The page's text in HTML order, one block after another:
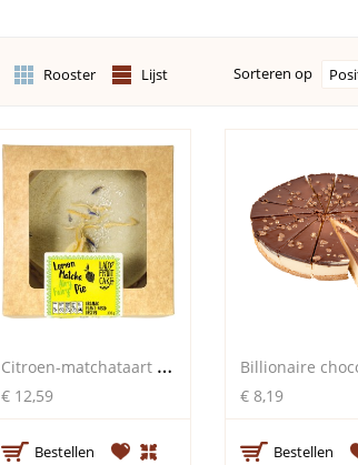
Rooster Lijst Sorteren op
C
itroen-matchataart (diepvries)
€ 12,59
Bestellen
€ 8,19
Bestellen